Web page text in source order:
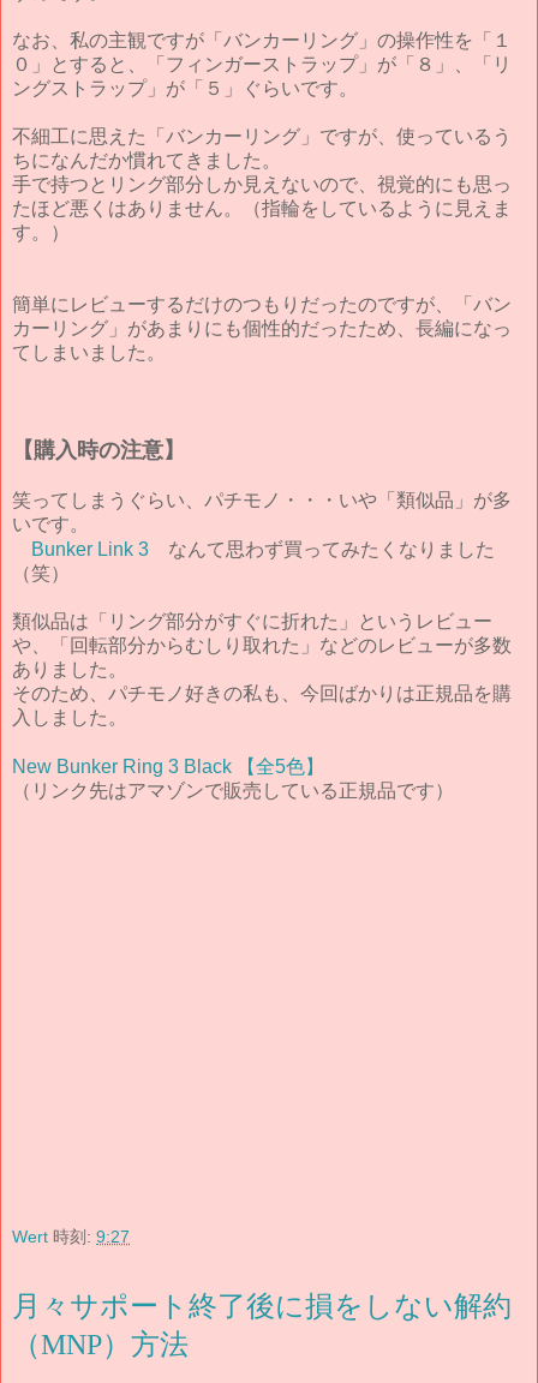
なお、私の主観ですが「バンカーリング」の操作性を「１
０」とすると、「フィンガーストラップ」が「８」、「リ
ングストラップ」が「５」ぐらいです。
不細工に思えた「バンカーリング」ですが、使っているう
ちになんだか慣れてきました。
手で持つとリング部分しか見えないので、視覚的にも思っ
たほど悪くはありません。（指輪をしているように見えま
す。）
簡単にレビューするだけのつもりだったのですが、「バン
カーリング」があまりにも個性的だったため、長編になっ
てしまいました。
【購入時の注意】
笑ってしまうぐらい、パチモノ・・・いや「類似品」が多
いです。
Bunker Link 3
なんて思わず買ってみたくなりました
（笑）
類似品は「リング部分がすぐに折れた」というレビュー
や、「回転部分からむしり取れた」などのレビューが多数
ありました。
そのため、パチモノ好きの私も、今回ばかりは正規品を購
入しました。
New Bunker Ring 3 Black 【全5色】
（リンク先はアマゾンで販売している正規品です）
Wert 時刻: 9:27
月々サポート終了後に損をしない解約
（MNP）方法